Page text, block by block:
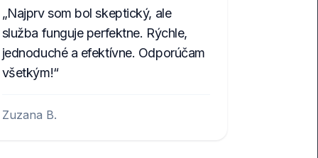
Najprv som bol skeptický, ale
služba funguje perfektne. Rýchle,
jednoduché a efektívne. Odporúčam
všetkým!
Zuzana B.